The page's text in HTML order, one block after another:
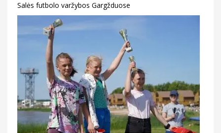
Salės futbolo varžybos Gargžduose